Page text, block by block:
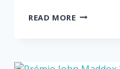
READ MORE